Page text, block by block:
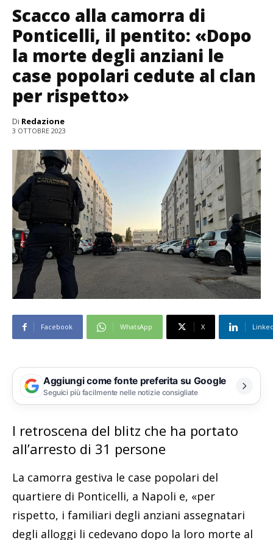
Scacco alla camorra di
Ponticelli, il pentito: «Dopo
la morte degli anziani le
case popolari cedute al clan
per rispetto»
Di Redazione
3 OTTOBRE 2023
Facebook WhatsApp X
Aggiungi come fonte preferita su Google
Seguici più facilmente nelle notizie consigliate
I retroscena del blitz che ha portato
all’arresto di 31 persone
La camorra gestiva le case popolari del
quartiere di Ponticelli, a Napoli e, «per
rispetto, i familiari degli anziani assegnatari
degli alloggi li cedevano dopo la loro morte al